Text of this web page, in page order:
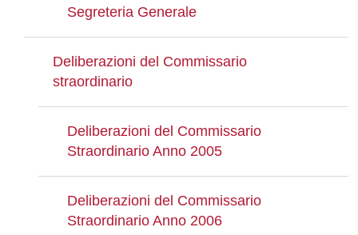
Segreteria Generale
Deliberazioni del Commissario
straordinario
Deliberazioni del Commissario
Straordinario Anno 2005
Deliberazioni del Commissario
Straordinario Anno 2006